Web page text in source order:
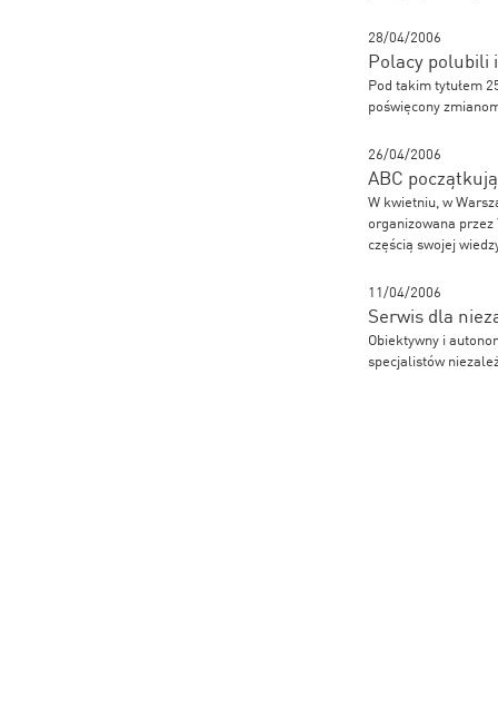
28/04/2006
Polacy polubili
Pod takim tytułem
poświęcony
26/04/2006
ABC
W kwietniu, w
organizowana
częścią swojej
11/04/2006
Serwis dla
Obiektywny i
specjalistów